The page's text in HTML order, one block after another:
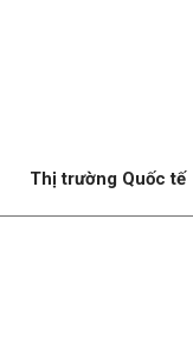
Thị trường Quốc tế